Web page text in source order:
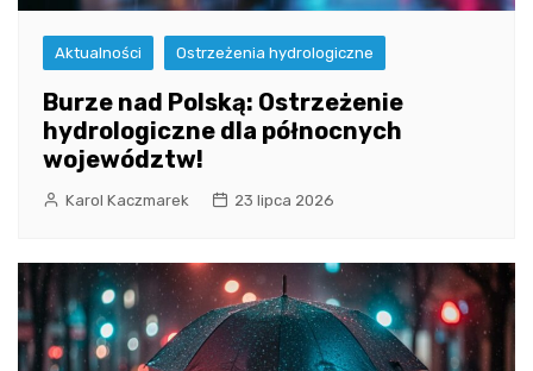
Aktualności Ostrzeżenia hydrologiczne
Burze nad Polską: Ostrzeżenie
hydrologiczne dla północnych
województw!
Karol Kaczmarek 23 lipca 2026